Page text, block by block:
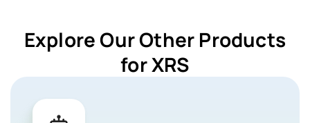
Explore Our Other Products
for XRS